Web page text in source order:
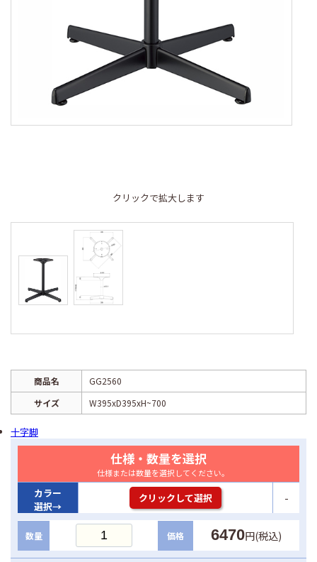
クリックで拡大します
商品名
GG2560
サイズ
W395xD395xH~700
十字脚
仕様・数量を選択
仕様または数量を選択してください。
カラー
選択→
クリックして選択 -
数量 価格 6470円(税込)